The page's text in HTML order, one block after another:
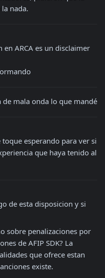
nada.
ARCA es un disclaimer
mala onda lo que mandé
esperando para ver si
que haya tenido al
de esta disposicion y si
sobre penalizaciones por
de AFIP SDK? La
que ofrece estan
existe.